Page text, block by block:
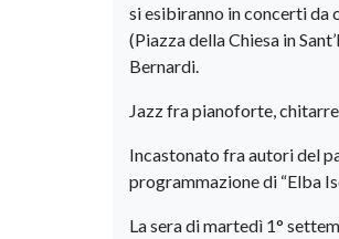
si esibiranno in concerti da
(Piazza della Chiesa in
Bernardi.
Jazz fra pianoforte,
Incastonato fra autori del
programmazione di “Elba
La sera di martedì 1°